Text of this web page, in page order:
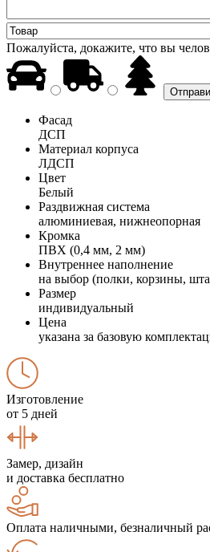
Пожалуйста, докажите, что вы
Фасад
ДСП
Материал корпуса
ЛДСП
Цвет
Белый
Раздвижная система
алюминиевая, нижнеопорная
Кромка
ПВХ (0,4 мм, 2 мм)
Внутреннее наполнение
на выбор (полки, корзины,
Размер
индивидуальный
Цена
указана за базовую
Изготовление
от 5 дней
Замер, дизайн
и доставка бесплатно
Оплата наличными, безналичный